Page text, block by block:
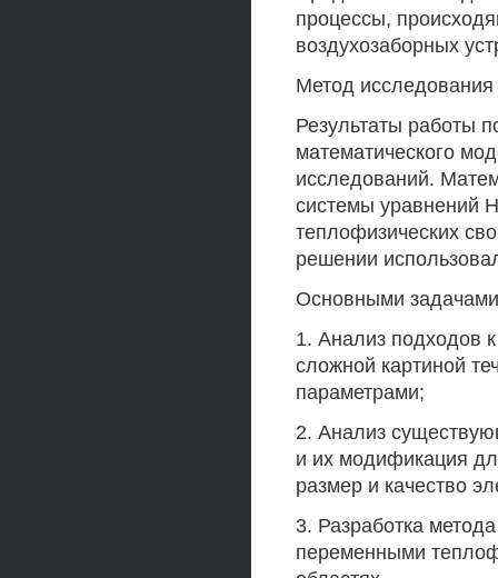
процессы,
воздухозаборных
Метод исследования
Результаты работы
математического
исследований.
системы уравнений
теплофизических
решении
Основными
1. Анализ подходов
сложной картиной
параметрами;
2. Анализ
и их модификация
размер и качество
3. Разработка
переменными